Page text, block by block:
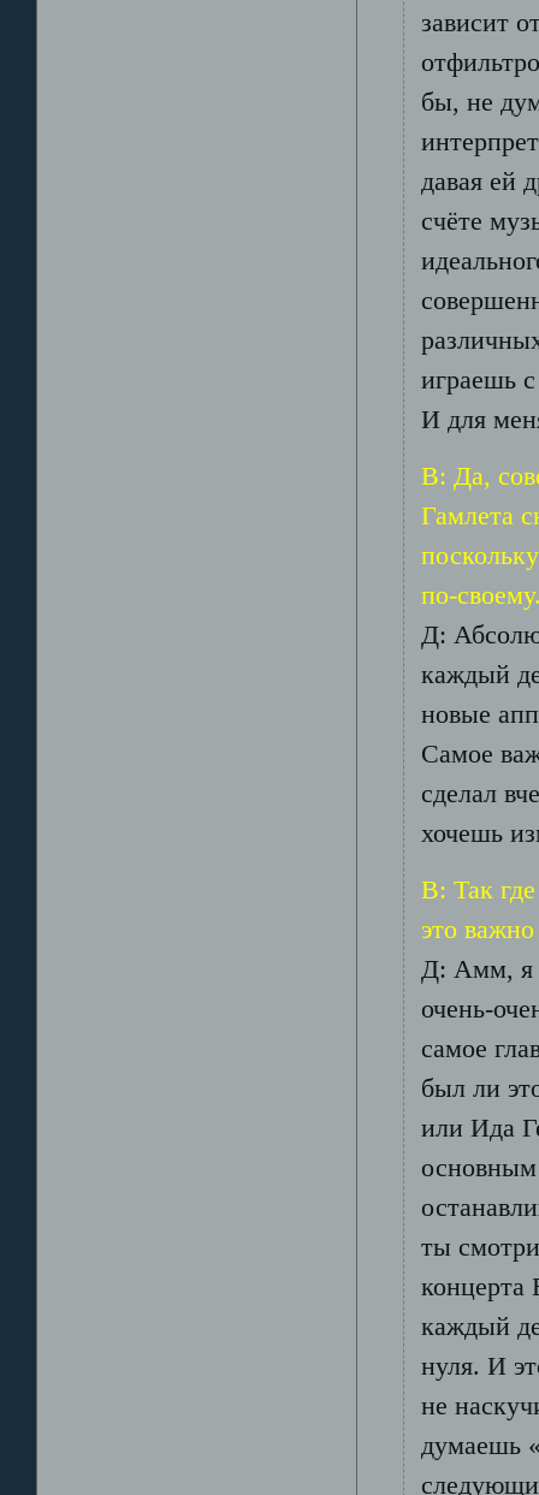
зависит
бы, не
давая ей
счёте
играешь
И для
В: Да,
Гамлета
по-
Д:
каждый
новые
Самое
сделал
хочешь
В: Так
это
Д: Амм, я
очень-
самое
был ли
или Ида
основным
ты
концерта
каждый
нуля. И
не
думаешь